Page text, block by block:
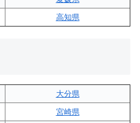
高知県
大分県
宮崎県